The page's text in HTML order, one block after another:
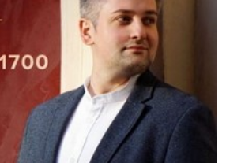
2016
Venezia 1700